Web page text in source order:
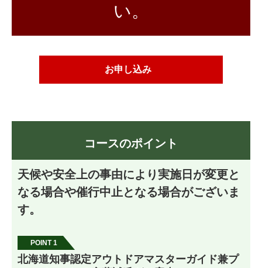
い。
お申し込み
コースのポイント
天候や安全上の事由により実施日が変更と
なる場合や催行中止となる場合がございま
す。
POINT 1
北海道知事認定アウトドアマスターガイド兼プ